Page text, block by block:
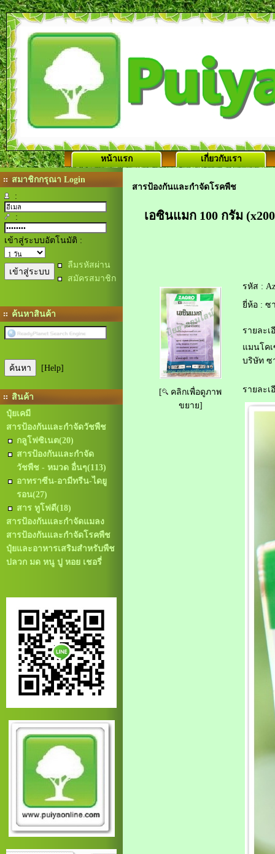
หน้าแรก เกี่ยวกับเรา
สมาชิกกรุณา Login
:
:
เข้าสู่ระบบอัตโนมัติ :
ลืมรหัสผ่าน
สมัครสมาชิก
ค้นหาสินค้า
[Help]
สินค้า
ปุ๋ยเคมี
สารป้องกันและกำจัดวัชพืช
กลูโฟซิเนต(20)
สารป้องกันและกำจัด
วัชพืช - หมวด อื่นๆ(113)
อาทราซีน-อามีทรีน-ไดยู
รอน(27)
สาร ทูโฟดี(18)
สารป้องกันและกำจัดแมลง
สารป้องกันและกำจัดโรคพืช
ปุ๋ยและอาหารเสริมสำหรับพืช
ปลวก มด หนู ปู หอย เชอรี่
สารป้องกันและกำจัดโรคพืช
เอซินแมก 100 กรัม
[
คลิกเพื่อดูภาพ
ขยาย]
รหัส :
ยี่ห้อ : ซ
รายละเ
แมนโค
บริษัท ซ
รายละเ